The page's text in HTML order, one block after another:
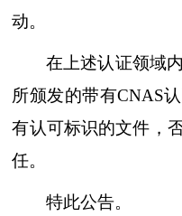
动。
在上述认证领域
所颁发的带有CNAS
有认可标识的文件，
任。
特此公告。